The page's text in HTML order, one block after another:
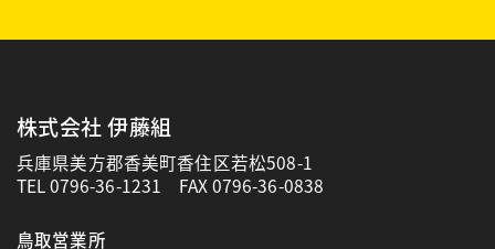
株式会社 伊藤組
兵庫県美方郡香美町香住区若松508-1
TEL0796-36-1231 FAX 0796-36-0838
鳥取営業所